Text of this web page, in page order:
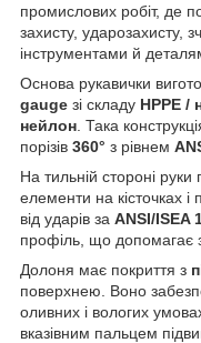
промислових робіт, де
захисту, ударозахисту,
інструментами й
Основа рукавички
gauge зі складу HPPE /
нейлон . Така
порізів 360° з рівнем
На тильній стороні руки
елементи на кісточках
від ударів за ANSI/ISEA
профіль, що допомагає
Долоня має покриття з
поверхнею. Воно
оливних і вологих
вказівним пальцем